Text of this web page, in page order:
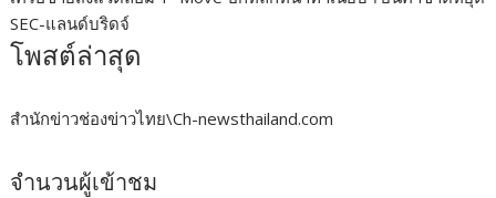
SEC-แลนด์บริดจ์
โพสต์ล่าสุด
สำนักข่าวช่องข่าวไทย\Ch-newsthailand.com
จำนวนผู้เข้าชม